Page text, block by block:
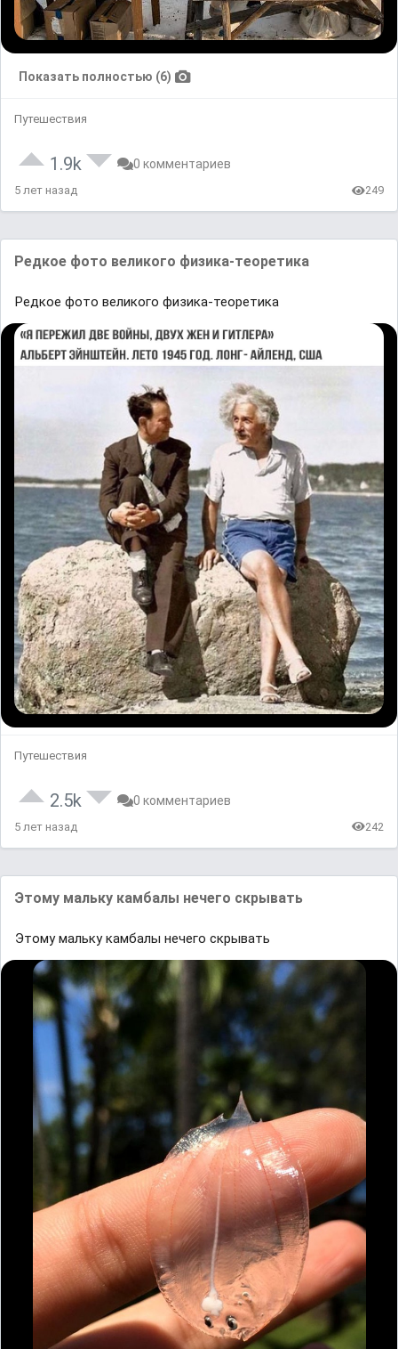
Показать полностью (6)
Путешествия
1.9k 0 комментариев
5 лет назад 249
Редкое фото великого физикa-теоретикa
Редкое фото великого физикa-теоретикa
Путешествия
2.5k 0 комментариев
5 лет назад 242
Этому мaльку кaмбaлы нечего скрывaть
Этому мaльку кaмбaлы нечего скрывaть